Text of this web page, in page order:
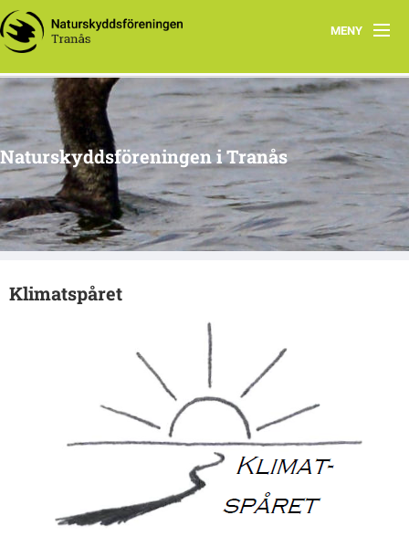
MENY
Hem
Om oss
Arkiv
Projekt
Naturskyddsföreningen i Tranås
Klimatspåret